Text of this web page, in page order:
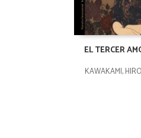
EL TERCER
KAWAKAMI,